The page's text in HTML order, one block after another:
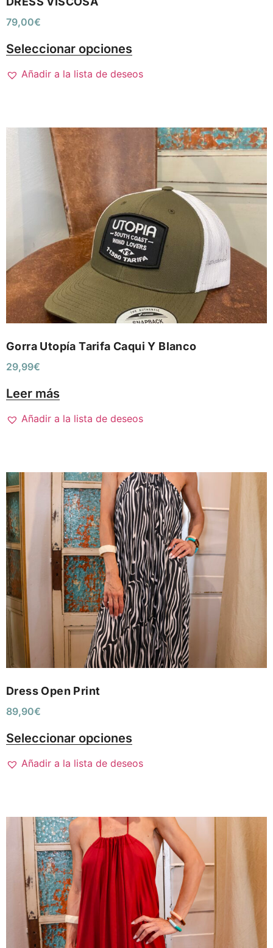
79,00€
Seleccionar opciones
Añadir a la lista de deseos
Gorra Utopía Tarifa Caqui Y Blanco
29,99€
Leer más
Añadir a la lista de deseos
Dress Open Print
89,90€
Seleccionar opciones
Añadir a la lista de deseos